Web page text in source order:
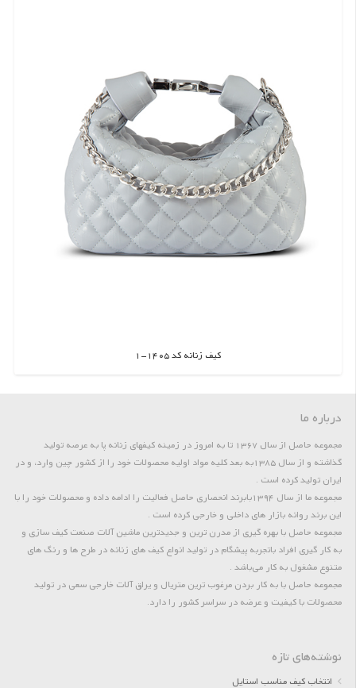
کیف زنانه کد 1405-1
اطلاعات بیشتر
درباره ما
مجموعه حاصل از سال 1367 تا به امروز در زمینه کیفهای زنانه پا به عرصه تولید
گذاشته و از سال 1385به بعد کلیه مواد اولیه محصولات خود را از کشور چین وارد، و در
ایران تولید کرده است .
مجموعه ما از سال 1394بابرند انحصاری حاصل فعالیت را ادامه داده و محصولات خود را با
این برند روانه بازار های داخلی و خارجی کرده است .
مجموعه حاصل با بهره گیری از مدرن ترین و جدیدترین ماشین آلات صنعت کیف سازی و
به کار گیری افراد باتجربه پیشگام در تولید انواع کیف های زنانه در طرح ها و رنگ های
متنوع مشغول به کار می‌باشد .
مجموعه حاصل با به کار بردن مرغوب ترین متریال و یراق آلات خارجی سعی در تولید
محصولات با کیفیت و عرضه در سراسر کشور را دارد.
نوشته‌های تازه
انتخاب کیف مناسب استایل